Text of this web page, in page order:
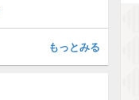
もっとみる